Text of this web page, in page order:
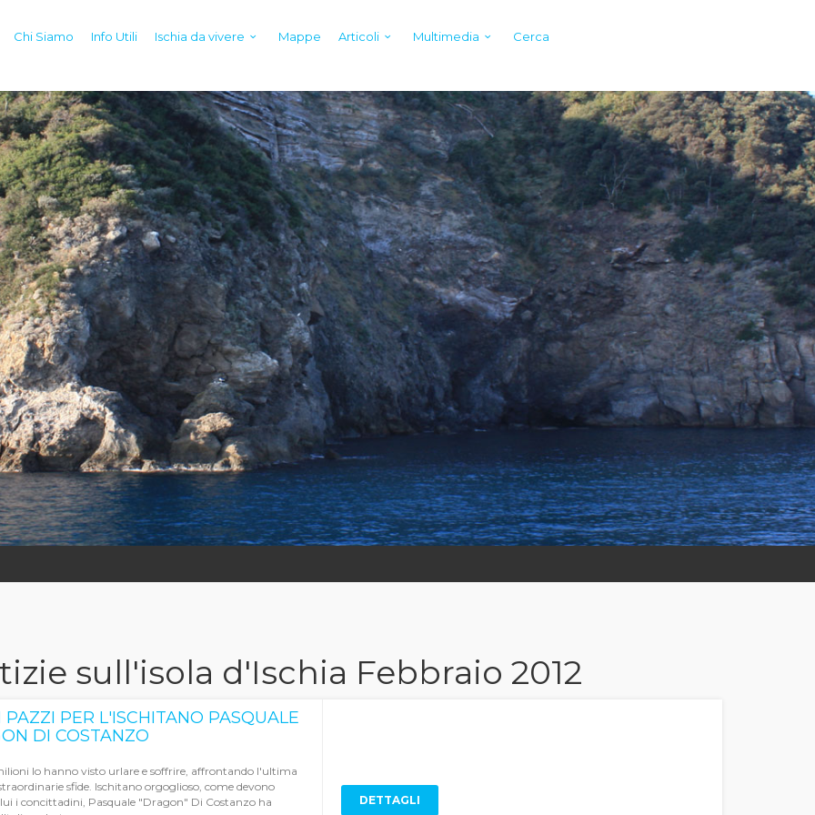
Chi Siamo Info Utili Ischia da vivere Mappe Articoli Multimedia Cerca
sull'isola d'Ischia Febbraio 2012
PER L'ISCHITANO PASQUALE
DI COSTANZO
lo hanno visto urlare e soffrire, affrontando l'ultima
sfide. Ischitano orgoglioso, come devono
lui i concittadini, Pasquale "Dragon" Di Costanzo ha
DETTAGLI